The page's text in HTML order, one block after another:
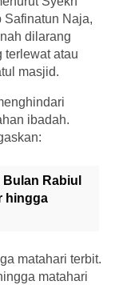
Safinatun Naja,
dilarang
terlewat atau
masjid.
ibadah.
Rabiul
hingga
matahari terbit.
matahari